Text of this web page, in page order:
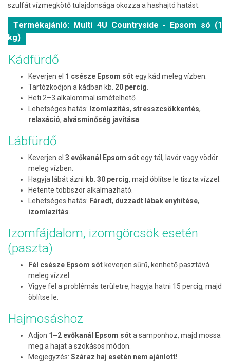
szulfát vízmegkötő tulajdonsága okozza a hashajtó hatást.
Termékajánló: Multi 4U Countryside - Epsom só (1
kg)
Kádfürdő
Keverjen el 1 csésze Epsom sótegy kád meleg vízben.
Tartózkodjon a kádban kb. 20 percig.
Heti 2–3 alkalommal ismételhető.
Lehetséges hatás: Izomlazítás, stresszcsökkentés,
relaxáció, alvásminőség javítása
Lábfürdő
Keverjen el 3 evőkanál Epsom sótegy tál, lavór vagy vödör
meleg vízben.
Hagyja lábát ázni kb. 30 percig, majd öblítse le tiszta vízzel.
Hetente többször alkalmazható.
Lehetséges hatás: Fáradt, duzzadt lábak enyhítése,
izomlazítás
Izomfájdalom, izomgörcsök esetén
(paszta)
Fél csésze Epsom sót keverjen sűrű, kenhető pasztává
meleg vízzel.
Vigye fel a problémás területre, hagyja hatni 15 percig, majd
öblítse le.
Hajmosáshoz
Adjon 1–2 evőkanál Epsom sóta samponhoz, majd mossa
meg a hajat a szokásos módon.
Megjegyzés: Száraz haj esetén nem ajánlott!